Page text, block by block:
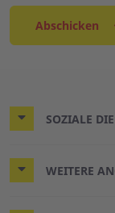
Abschicken
SOZIALE
WEITERE